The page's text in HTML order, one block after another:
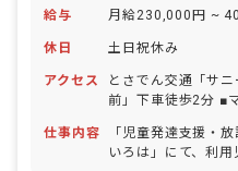
給与 月給230,000円 ~
休日 土日祝休み
アクセス
とさでん交通「サ
前」下車徒歩2分 ■マイカー・自転車通
仕事内容
「児童発達支援・
いろは」にて、利用